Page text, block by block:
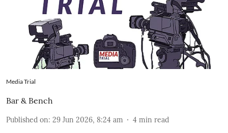
Media Trial
Bar & Bench
Published on: 29 Jun 2026, 8:24 am 4 min read